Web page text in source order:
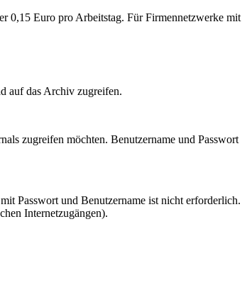
0,15 Euro pro Arbeitstag. Für Firmennetzwerke mit
auf das Archiv zugreifen.
zugreifen möchten. Benutzername und Passwort
Passwort und Benutzername ist nicht erforderlich.
Internetzugängen).